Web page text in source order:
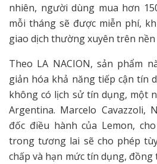
nhiên, người dùng mua hơn
mỗi tháng sẽ được miễn phí,
giao dịch thường xuyên trên nền
Theo LA NACION, sản phẩm
giản hóa khả năng tiếp cận tín
không có lịch sử tín dụng, một
Argentina. Marcelo Cavazzoli,
đốc điều hành của Lemon,
trong tương lai sẽ cho phép
chấp và hạn mức tín dụng,